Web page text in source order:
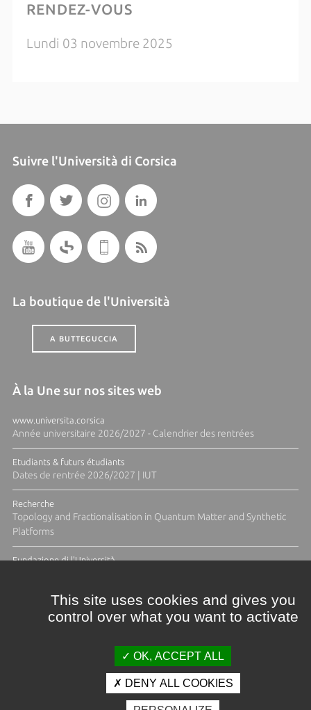
RENDEZ-VOUS
Lundi 03 novembre 2025
Suivre l'Università di Corsica
La boutique de l'Università
A BUTTEGUCCIA
À la Une sur nos sites web
www.universita.corsica
Année universitaire 2026/2027 - Calendrier des rentrées
Etudiants & futurs étudiants
Dates de rentrée 2026/2027 | IUT
Recherche
Topology and Fractionalisation in Quantum Matter and Synthetic
Platforms
Fundazione di l'Università
Crédits et mentions légales
This site uses cookies and gives you
control over what you want to activate
OK, ACCEPT ALL
DENY ALL COOKIES